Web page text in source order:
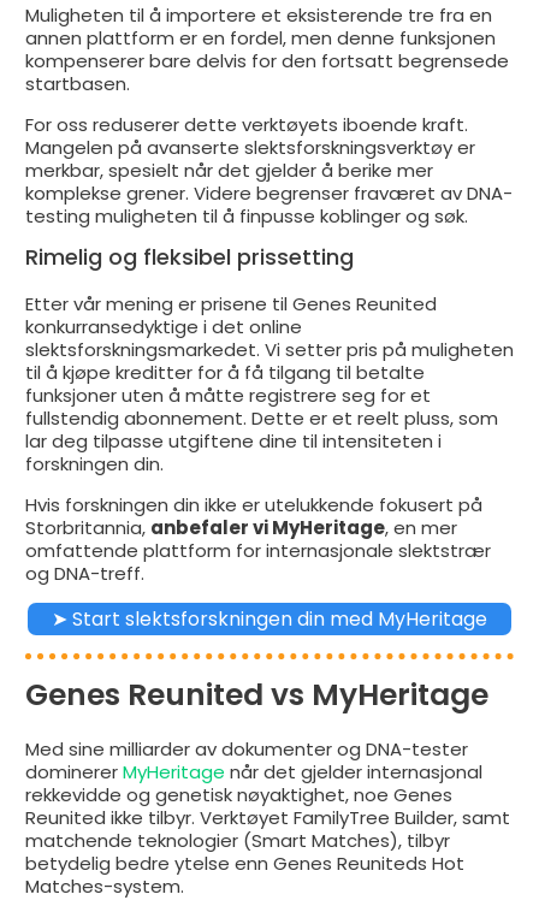
Muligheten til å importere et eksisterende tre fra en
annen plattform er en fordel, men denne funksjonen
kompenserer bare delvis for den fortsatt begrensede
startbasen.
For oss reduserer dette verktøyets iboende kraft.
Mangelen på avanserte slektsforskningsverktøy er
merkbar, spesielt når det gjelder å berike mer
komplekse grener. Videre begrenser fraværet av DNA-
testing muligheten til å finpusse koblinger og søk.
Rimelig og fleksibel prissetting
Etter vår mening er prisene til Genes Reunited
konkurransedyktige i det online
slektsforskningsmarkedet. Vi setter pris på muligheten
til å kjøpe kreditter for å få tilgang til betalte
funksjoner uten å måtte registrere seg for et
fullstendig abonnement. Dette er et reelt pluss, som
lar deg tilpasse utgiftene dine til intensiteten i
forskningen din.
Hvis forskningen din ikke er utelukkende fokusert på
Storbritannia, anbefaler vi MyHeritage, en mer
omfattende plattform for internasjonale slektstrær
og DNA-treff.
➤ Start slektsforskningen din med MyHeritage
Genes Reunited vs MyHeritage
Med sine milliarder av dokumenter og DNA-tester
dominererMyHeritage når det gjelder internasjonal
rekkevidde og genetisk nøyaktighet, noe Genes
Reunited ikke tilbyr. Verktøyet FamilyTree Builder, samt
matchende teknologier (Smart Matches), tilbyr
betydelig bedre ytelse enn Genes Reuniteds Hot
Matches-system.